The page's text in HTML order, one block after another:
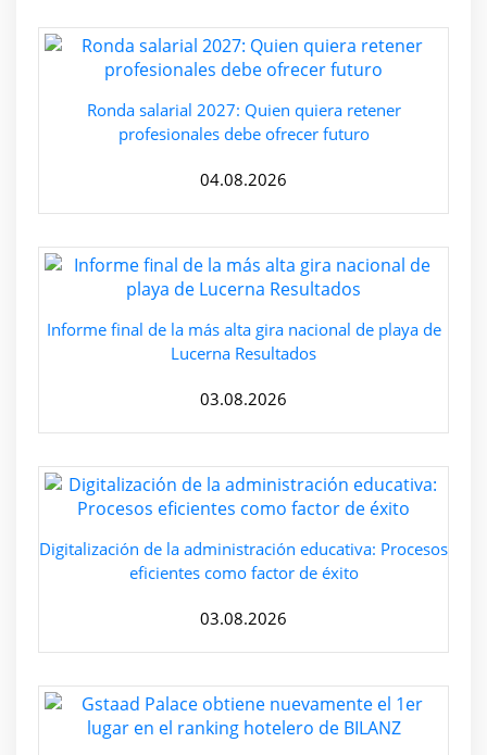
Ronda salarial 2027: Quien quiera retener
profesionales debe ofrecer futuro
04.08.2026
Informe final de la más alta gira nacional de playa de
Lucerna Resultados
03.08.2026
Digitalización de la administración educativa: Procesos
eficientes como factor de éxito
03.08.2026